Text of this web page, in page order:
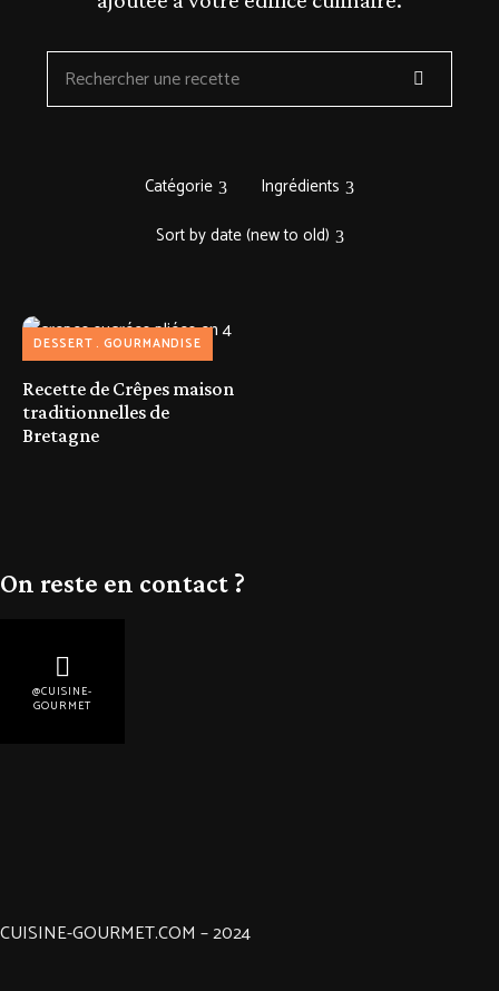
Catégorie
Ingrédients
Sort by date (new to old)
DESSERT GOURMANDISE
Recette de Crêpes maison
traditionnelles de
Bretagne
On reste en contact ?
@CUISINE-
GOURMET
CUISINE-GOURMET.COM – 2024